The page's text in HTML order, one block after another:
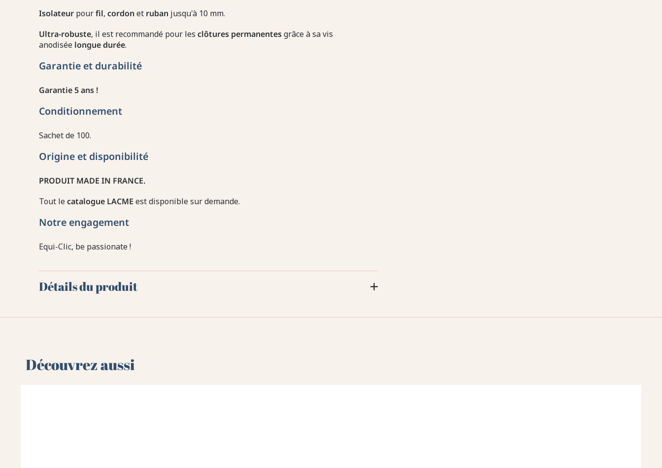
Isolateurpourfil, cordon et ruban jusqu'à 10 mm.
Ultra-robuste, il est recommandé pour les clôtures permanentesgrâce à sa vis
anodisée longue durée.
Garantie et durabilité
Garantie 5 ans !
Conditionnement
Sachet de 100.
Origine et disponibilité
PRODUIT MADE IN FRANCE.
Tout lecatalogue LACME est disponible sur demande.
Notre engagement
Equi-Clic, be passionate !
Détails du produit
Découvrez aussi